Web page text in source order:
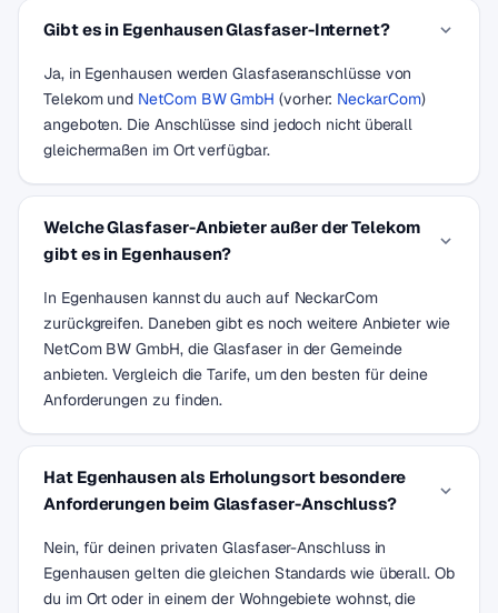
Gibt es in Egenhausen Glasfaser-Internet?
Ja, in Egenhausen werden Glasfaseranschlüsse von
Telekom und NetCom BW GmbH (vorher: NeckarCom)
angeboten. Die Anschlüsse sind jedoch nicht überall
gleichermaßen im Ort verfügbar.
Welche Glasfaser-Anbieter außer der Telekom
gibt es in Egenhausen?
In Egenhausen kannst du auch auf NeckarCom
zurückgreifen. Daneben gibt es noch weitere Anbieter wie
NetCom BW GmbH, die Glasfaser in der Gemeinde
anbieten. Vergleich die Tarife, um den besten für deine
Anforderungen zu finden.
Hat Egenhausen als Erholungsort besondere
Anforderungen beim Glasfaser-Anschluss?
Nein, für deinen privaten Glasfaser-Anschluss in
Egenhausen gelten die gleichen Standards wie überall. Ob
du im Ort oder in einem der Wohngebiete wohnst, die